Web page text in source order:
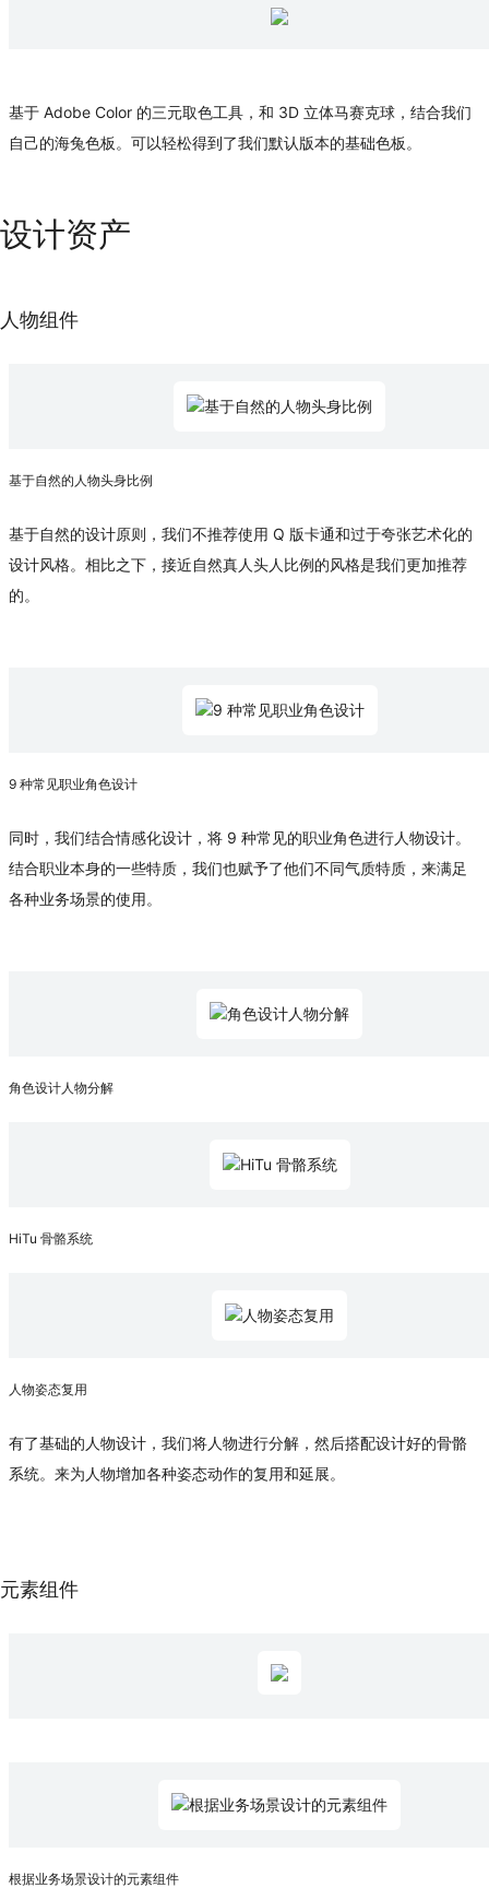
基于 Adobe Color 的三元取色工具，和 3D 立体马赛克球，结合我们
自己的海兔色板。可以轻松得到了我们默认版本的基础色板。
设计资产
人物组件
基于自然的人物头身比例
基于自然的设计原则，我们不推荐使用 Q 版卡通和过于夸张艺术化的
设计风格。相比之下，接近自然真人头人比例的风格是我们更加推荐
的。
9 种常见职业角色设计
同时，我们结合情感化设计，将 9 种常见的职业角色进行人物设计。
结合职业本身的一些特质，我们也赋予了他们不同气质特质，来满足
各种业务场景的使用。
角色设计人物分解
HiTu 骨骼系统
人物姿态复用
有了基础的人物设计，我们将人物进行分解，然后搭配设计好的骨骼
系统。来为人物增加各种姿态动作的复用和延展。
元素组件
根据业务场景设计的元素组件